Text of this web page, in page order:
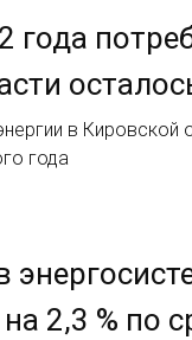
года
в Кировской
года
2,3 % по